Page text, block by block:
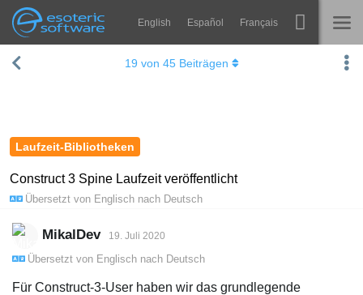
Esoteric Software
Navigation English Español Français
STARTSEITE Spine
Lernen
FAQ
Ausprobieren
Laufzeit-Bibliotheken
Construct 3 Spine Laufzeit veröffentlicht
Übersetzt von Englisch nach Deutsch
19 von 45Beiträgen
MikalDev 19. Juli 2020
Übersetzt von Englisch nach Deutsch
Für Construct-3-User haben wir das grundlegende